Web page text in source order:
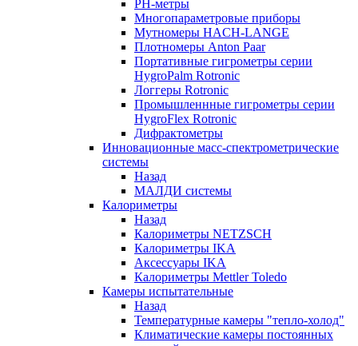
РH-метры
Многопараметровые приборы
Мутномеры HACH-LANGE
Плотномеры Anton Paar
Портативные гигрометры серии
HygroPalm Rotronic
Логгеры Rotronic
Промышленнные гигрометры серии
HygroFlex Rotronic
Дифрактометры
Инновационные масс-спектрометрические
системы
Назад
МАЛДИ системы
Калориметры
Назад
Калориметры NETZSCH
Калориметры IKA
Аксессуары IKA
Калориметры Mettler Toledo
Камеры испытательные
Назад
Температурные камеры "тепло-холод"
Климатические камеры постоянных